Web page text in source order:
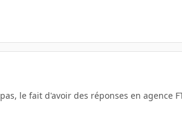
le fait d'avoir des réponses en agence